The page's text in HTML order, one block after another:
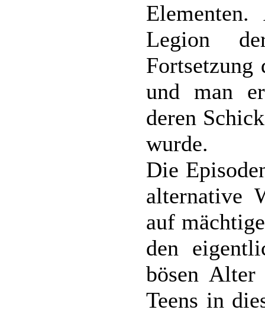
Legion
Fortsetzung
und man
deren
wurde.
Die
alternative
auf
den
bösen Alter
Teens in